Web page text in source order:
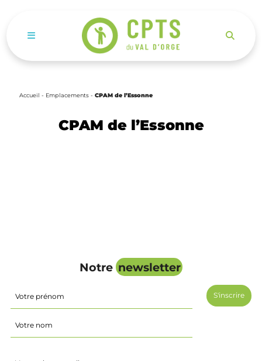
Ouvrir le menu de navigation mobile
Accueil - Emplacements - CPAM de l’Essonne
CPAM de l’Essonne
Notre newsletter
(Nécessaire)